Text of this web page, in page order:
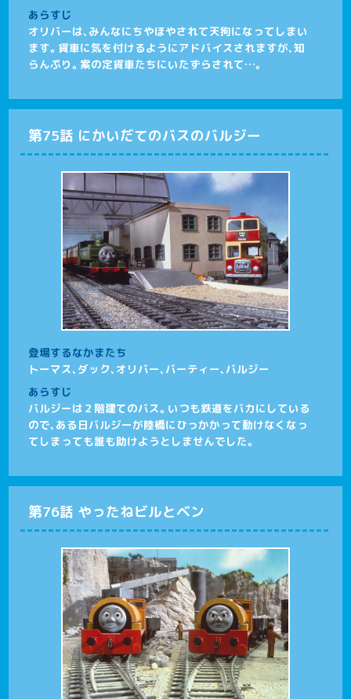
あらすじ
オリバーは、みんなにちやほやされて天狗になってしまい
ます。貨車に気を付けるようにアドバイスされますが、知
らんぷり。案の定貨車たちにいたずらされて…。
第75話 にかいだてのバスのバルジー
登場するなかまたち
トーマス、ダック、オリバー、バーティー、バルジー
あらすじ
バルジーは２階建てのバス。いつも鉄道をバカにしている
ので、ある日バルジーが陸橋にひっかかって動けなくなっ
てしまっても誰も助けようとしませんでした。
第76話 やったねビルとベン